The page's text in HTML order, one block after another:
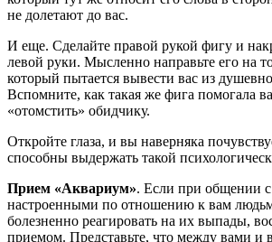
не долетают до вас.
И еще. Сделайте правой рукой фигу и
левой руки. Мысленно направьте его на
который пытается вывести вас из
Вспомните, как такая же фига помогала
«отомстить» обидчику.
Откройте глаза, и вы наверняка
способны выдержать такой
Прием «Аквариум». Если при общении с
настроенными по отношению к вам
болезненно реагировать на их выпады,
приемом. Представьте, что между вами